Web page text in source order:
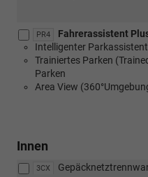
PR4
Fahrerassistent
Intelligenter
Trainiertes Parken
Parken
Area View
Innen
3CX